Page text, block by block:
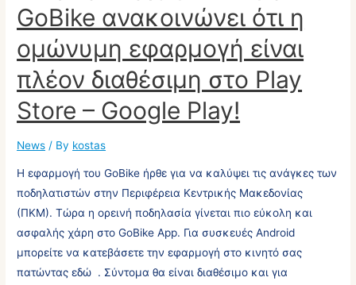
GoBike ανακοινώνει ότι η
ομώνυμη εφαρμογή είναι
πλέον διαθέσιμη στο Play
Store – Google Play!
News / By kostas
Η εφαρμογή του GoBike ήρθε για να καλύψει τις ανάγκες των
ποδηλατιστών στην Περιφέρεια Κεντρικής Μακεδονίας
(ΠΚΜ). Τώρα η ορεινή ποδηλασία γίνεται πιο εύκολη και
ασφαλής χάρη στο GoBike App. Για συσκευές Android
μπορείτε να κατεβάσετε την εφαρμογή στο κινητό σας
πατώντας εδώ . Σύντομα θα είναι διαθέσιμο και για